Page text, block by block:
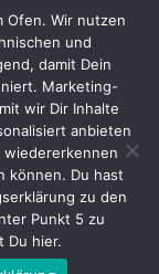
.
Impressum
Ofen. Wir nutzen
und
damit Dein
Marketing-
wir Dir Inhalte
anbieten
wiedererkennen
können. Du hast
zu den
Punkt 5 zu
Du hier.